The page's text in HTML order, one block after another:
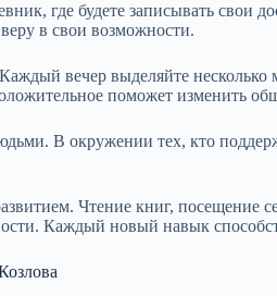
где будете записывать свои
в свои возможности.
вечер выделяйте
поможет изменить
В окружении тех, кто
Чтение книг,
Каждый новый навык